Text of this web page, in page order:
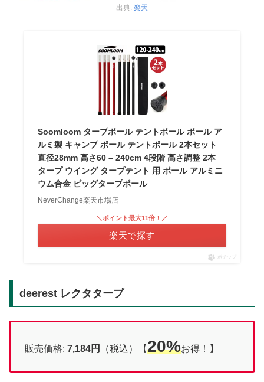
出典: 楽天
Soomloom タープポール テントポール ポール ア
ルミ製 キャンプ ポール テントポール 2本セット
直径28mm 高さ60 – 240cm 4段階 高さ調整 2本
タープ ウイング タープテント 用 ポール アルミニ
ウム合金 ビッグタープポール
NeverChange楽天市場店
＼ポイント最大11倍！／
楽天で探す
ポチップ
deerest レクタタープ
販売価格: 7,184円 （税込）【20%お得！】